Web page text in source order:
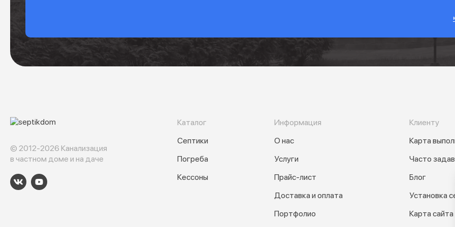
© 2012-2026 Канализация
в частном доме и на даче
Каталог
Септики
Погреба
Кессоны
Информация
О нас
Услуги
Прайс-лист
Доставка и оплата
Портфолио
Клиенту
Карта
Часто
Блог
Установка
Карта сайта